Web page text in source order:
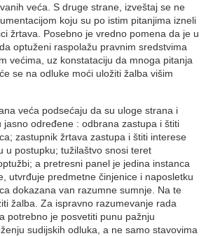
veća. S druge strane, izveštaj se ne
koju su po istim pitanjima izneli
žrtava. Posebno je vredno pomena da je u
optuženi raspolažu pravnim sredstvima
većima, uz konstataciju da mnoga pitanja
se na odluke moći uložiti žalba višim
veća podsećaju da su uloge strana i
jasno određene : odbrana zastupa i štiti
zastupnik žrtava zastupa i štiti interese
u postupku; tužilaštvo snosi teret
a pretresni panel je jedina instanca
utvrđuje predmetne činjenice i naposletku
dokazana van razumne sumnje. Na te
žalba. Za ispravno razumevanje rada
potrebno je posvetiti punu pažnju
sudijskih odluka, a ne samo stavovima